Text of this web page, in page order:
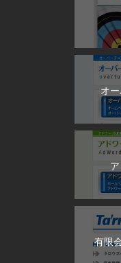
オ
有限